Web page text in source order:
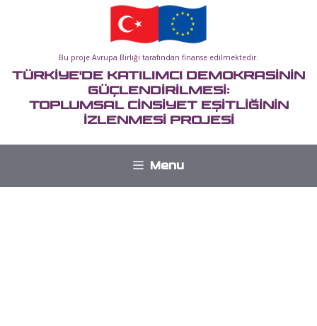
Bu proje Avrupa Birliği tarafından finanse edilmektedir.
TÜRKİYE'DE KATILIMCI DEMOKRASİNİN
GÜÇLENDİRİLMESİ:
TOPLUMSAL CİNSİYET EŞİTLİĞİNİN
İZLENMESİ PROJESİ
Menu